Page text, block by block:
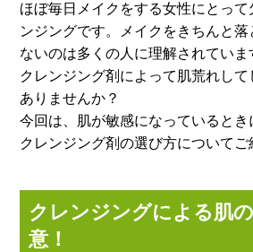
ほぼ毎日メイクをする女性にとっ
ンジングです。メイクをきちんと落
ないのは多くの人に理解されてい
クレンジング剤によって肌荒れし
ありませんか？
今回は、肌が敏感になっているとき
クレンジング剤の選び方についてご
クレンジングによる肌
意！